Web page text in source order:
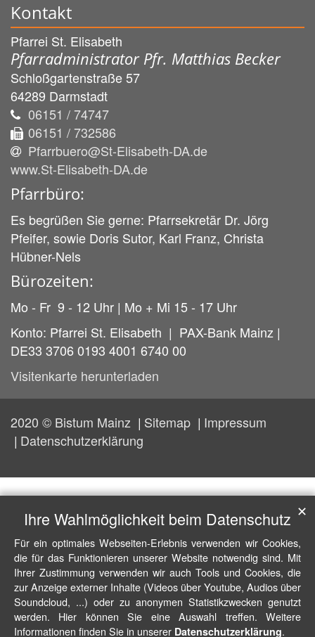
Kontakt
Pfarrei St. Elisabeth
Pfarradministrator Pfr. Matthias Becker
Schloßgartenstraße 57
64289 Darmstadt
06151 / 74747
06151 / 732586
Pfarrbuero@St-Elisabeth-DA.de
www.St-Elisabeth-DA.de
Pfarrbüro:
Es begrüßen Sie gerne: Pfarrsekretär Dr. Jörg
Pfeifer, sowie Doris Sutor, Karl Franz, Christa
Hübner-Nels
Bürozeiten:
Mo - Fr 9 - 12 Uhr | Mo + Mi 15 - 17 Uhr
Konto: Pfarrei St. Elisabeth | PAX-Bank Mainz |
DE33 3706 0193 4001 6740 00
Visitenkarte herunterladen
2020 © Bistum Mainz Sitemap
Impressum
Datenschutzerklärung
Ihre Wahlmöglichkeit beim Datenschutz
Für ein optimales Webseiten-Erlebnis verwenden wir Cookies,
die für das Funktionieren unserer Website notwendig sind. Mit
Ihrer Zustimmung verwenden wir auch Tools und Cookies, die
zur Anzeige externer Inhalte (Videos über Youtube, Audios über
Soundcloud, ...) oder zu anonymen Statistikzwecken genutzt
werden. Hier können Sie eine Auswahl treffen. Weitere
Informationen finden Sie in unserer Datenschutzerklärung.
✕